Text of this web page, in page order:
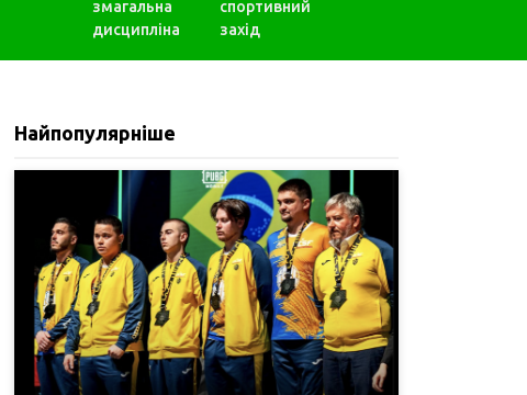
змагальна
дисципліна
спортивний
захід
Найпопулярніше